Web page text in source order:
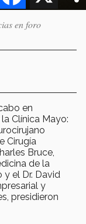
en foro
en
Clínica Mayo:
Cirugía
Bruce,
de la
y el Dr. David
y
presidieron